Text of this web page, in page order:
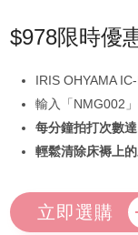
$978限時優
IRIS OHYAMA
輸入「NMG002
每分鐘拍打次數
輕鬆清除床褥上
立即選購